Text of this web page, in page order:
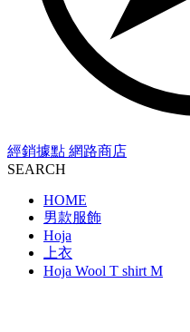
經銷據點 網路商店
SEARCH
HOME
男款服飾
Hoja
上衣
Hoja Wool T shirt M